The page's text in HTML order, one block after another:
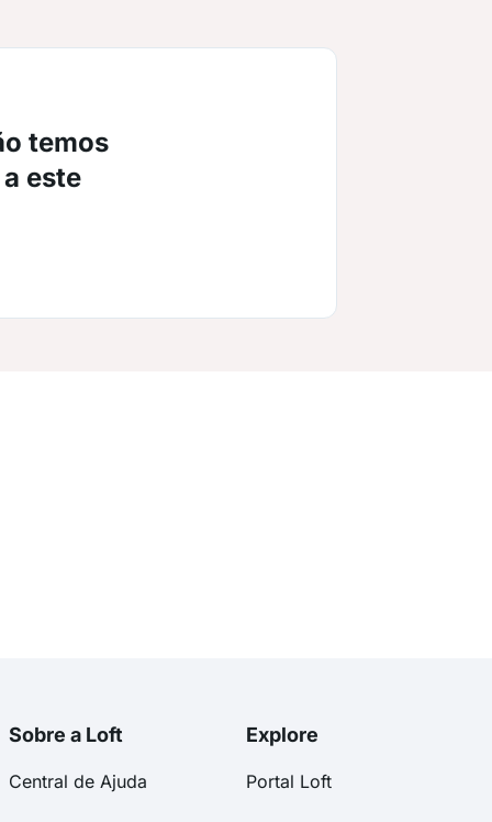
temos
este
Sobre a Loft
Central de Ajuda
Explore
Portal Loft